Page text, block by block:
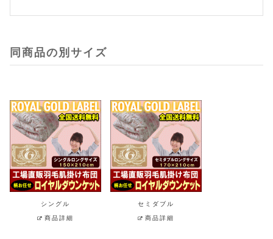
同商品の別サイズ
シングル
商品詳細
セミダブル
商品詳細